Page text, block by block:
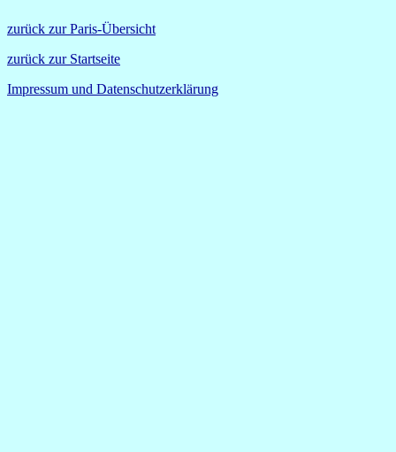
zurück zur Paris-Übersicht
zurück zur Startseite
Impressum und Datenschutzerklärung